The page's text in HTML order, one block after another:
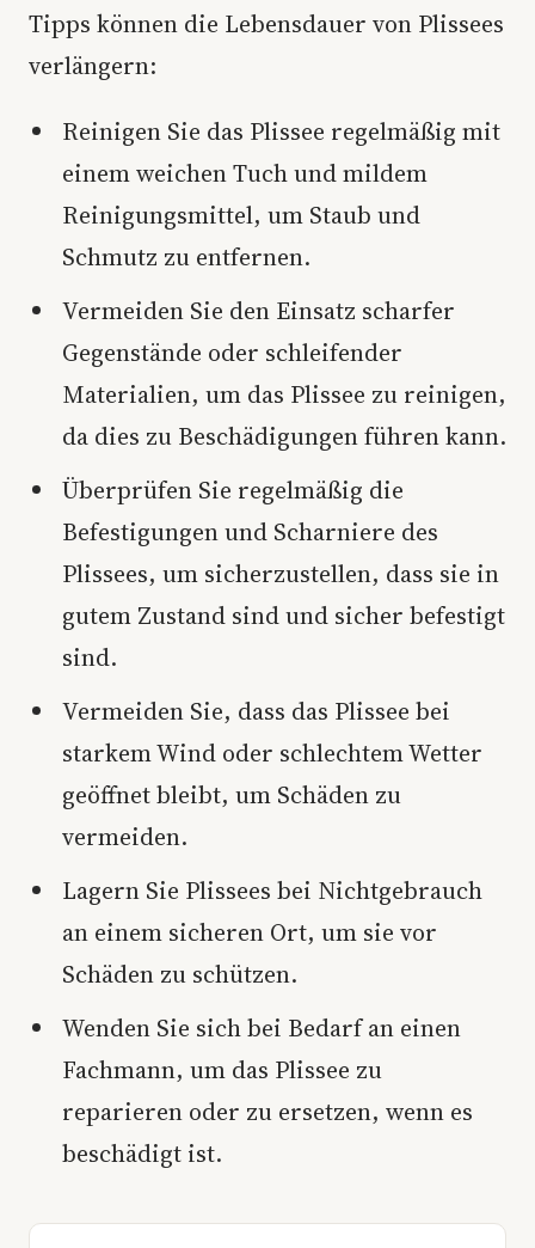
Tipps können die Lebensdauer von Plissees
verlängern:
Reinigen Sie das Plissee regelmäßig mit
einem weichen Tuch und mildem
Reinigungsmittel, um Staub und
Schmutz zu entfernen.
Vermeiden Sie den Einsatz scharfer
Gegenstände oder schleifender
Materialien, um das Plissee zu reinigen,
da dies zu Beschädigungen führen kann.
Überprüfen Sie regelmäßig die
Befestigungen und Scharniere des
Plissees, um sicherzustellen, dass sie in
gutem Zustand sind und sicher befestigt
sind.
Vermeiden Sie, dass das Plissee bei
starkem Wind oder schlechtem Wetter
geöffnet bleibt, um Schäden zu
vermeiden.
Lagern Sie Plissees bei Nichtgebrauch
an einem sicheren Ort, um sie vor
Schäden zu schützen.
Wenden Sie sich bei Bedarf an einen
Fachmann, um das Plissee zu
reparieren oder zu ersetzen, wenn es
beschädigt ist.